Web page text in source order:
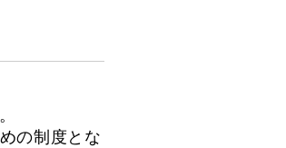
の制度とな